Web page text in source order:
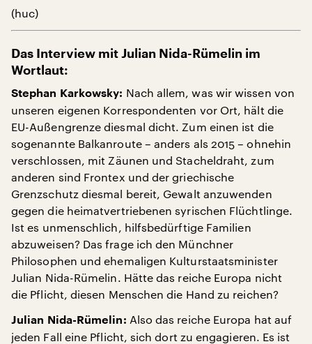
(huc)
Das Interview mit Julian Nida-Rümelin im
Wortlaut:
Stephan Karkowsky: Nach allem, was wir wissen von
unseren eigenen Korrespondenten vor Ort, hält die
EU-Außengrenze diesmal dicht. Zum einen ist die
sogenannte Balkanroute – anders als 2015 – ohnehin
verschlossen, mit Zäunen und Stacheldraht, zum
anderen sind Frontex und der griechische
Grenzschutz diesmal bereit, Gewalt anzuwenden
gegen die heimatvertriebenen syrischen Flüchtlinge.
Ist es unmenschlich, hilfsbedürftige Familien
abzuweisen? Das frage ich den Münchner
Philosophen und ehemaligen Kulturstaatsminister
Julian Nida-Rümelin. Hätte das reiche Europa nicht
die Pflicht, diesen Menschen die Hand zu reichen?
Julian Nida-Rümelin: Also das reiche Europa hat auf
jeden Fall eine Pflicht, sich dort zu engagieren. Es ist